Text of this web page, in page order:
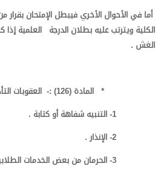
أما في الأحوال الأخري فيبطل الإمتحان
الكلية ويترتب عليه بطلان الدرجة العلمية
الغش .
* المادة (126
) :- العقوبات